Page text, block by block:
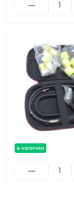
в наличии